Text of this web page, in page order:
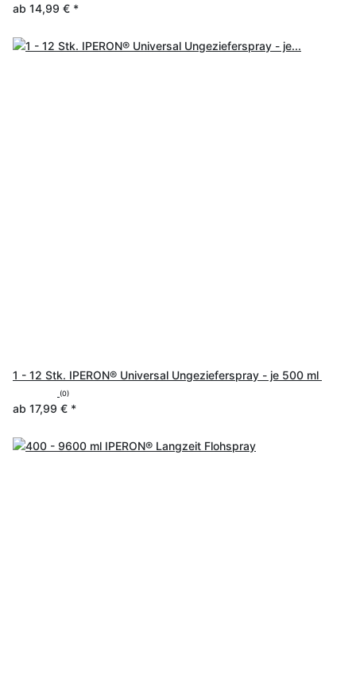
ab 14,99 € *
1 - 12 Stk. IPERON® Universal Ungezieferspray - je 500 ml
(0)
ab 17,99 € *